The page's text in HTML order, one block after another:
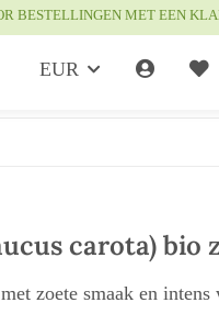
BESTELLINGEN MET EEN
EUR
carota) bio
zoete smaak en intens